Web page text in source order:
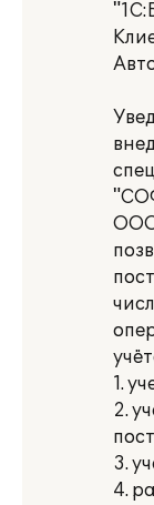
ООО
1.
2.
3.
4.